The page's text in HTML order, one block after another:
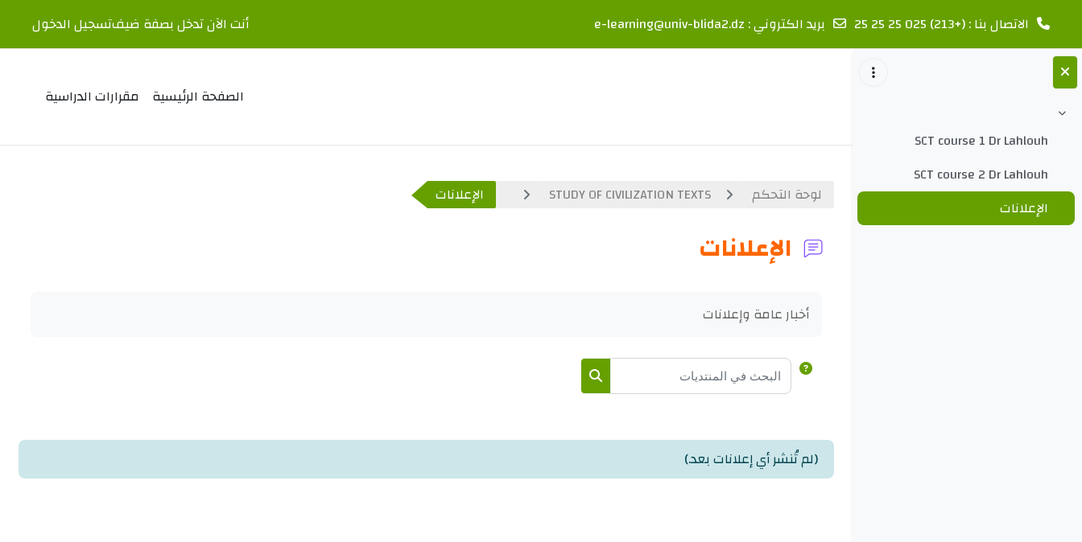
تخطى إلى المحتوى الرئيسي
الاتصال بنا : (+213) 025 25 25 25 بريد الكتروني : e-learning@univ-blida2.dz أنت الآن تدخل بصفة ضيفتسجيل الدخول
الصفحة الرئيسية
مقرارات الدراسية
طي
SCT course 1 Dr Lahlouh
SCT course 2 Dr Lahlouh
الإعلانات
لوحة التحكم STUDY OF CIVILIZATION TEXTS الإعلانات
الإعلانات
متطلبات الإكمال
أخبار عامة وإعلانات
البحث في المنتديات
(لم تُنشر أي إعلانات بعد.)